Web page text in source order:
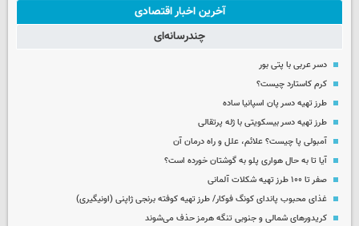
آخرین اخبار اقتصادی
چندرسانه‌ای
دسر عربی با پتی بور
کرم کاستارد چیست؟
طرز تهیه دسر پان اسپانیا ساده
طرز تهیه دسر بیسکویتی با ژله پرتقالی
آمبولی پا چیست؟ علائم، علل و راه درمان آن
آیا تا به حال هواری پلو به گوشتان خورده است؟
صفر تا ۱۰۰ طرز تهیه شکلات آلمانی
غذای محبوب پاندای کونگ فوکار/ طرز تهیه کوفته برنجی ژاپنی (اونیگیری)
کریدورهای شمالی و جنوبی تنگه هرمز حذف می‌شوند